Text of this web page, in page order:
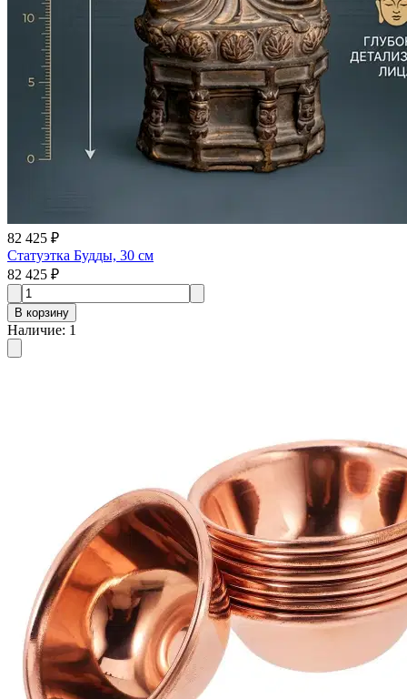
82 425 ₽
Статуэтка Будды, 30 см
82 425 ₽
В корзину
Наличие: 1